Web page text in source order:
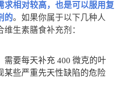
求相对较高，也是可以服用复
的。如果你属于以下几种人
生素膳食补充剂：
需要每天补充 400 微克的叶
某些严重先天性缺陷的危险